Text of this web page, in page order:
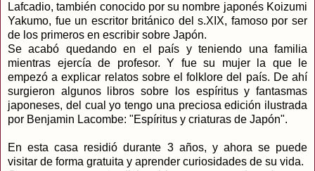
Lafcadio, también conocido por su nombre japonés Koizumi
Yakumo, fue un escritor británico del s.XIX, famoso por ser
de los primeros en escribir sobre Japón.
Se acabó quedando en el país y teniendo una familia
mientras ejercía de profesor. Y fue su mujer la que le
empezó a explicar relatos sobre el folklore del país. De ahí
surgieron algunos libros sobre los espíritus y fantasmas
japoneses, del cual yo tengo una preciosa edición ilustrada
por Benjamin Lacombe: "Espíritus y criaturas de Japón".
En esta casa residió durante 3 años, y ahora se puede
visitar de forma gratuita y aprender curiosidades de su vida.